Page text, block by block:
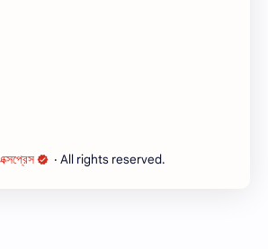
‧ All rights reserved.